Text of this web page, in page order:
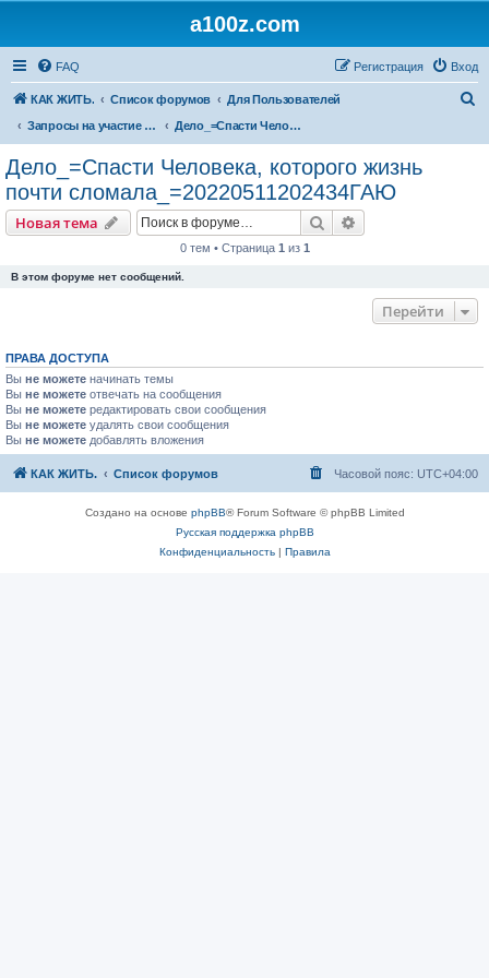
a100z.com
FAQ Вход
Регистрация
КАК ЖИТЬ. Список форумов
Для Пользователей
Запросы на участие ( в деле, задаче, бизнесе, проблеме ).
Дело_=Спасти Человека, которого жизнь почти сломала_=20220511202434ГАЮ
Дело_=Спасти Человека, которого жизнь
почти сломала_=20220511202434ГАЮ
Новая тема Поиск
0 тем • Страница 1 из 1
В этом форуме нет сообщений.
Перейти
ПРАВА ДОСТУПА
Вы не можете начинать темы
Вы не можете отвечать на сообщения
Вы не можете редактировать свои сообщения
Вы не можете удалять свои сообщения
Вы не можете добавлять вложения
КАК ЖИТЬ. Список форумов Часовой пояс: UTC+04:00
Создано на основе phpBB® Forum Software © phpBB Limited
Русская поддержка phpBB
Конфиденциальность| Правила